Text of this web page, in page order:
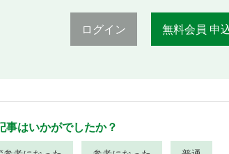
ログイン 無料会員 申
事はいかがでしたか？